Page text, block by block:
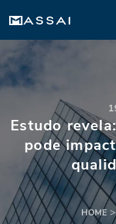
Estudo
pode
HOME